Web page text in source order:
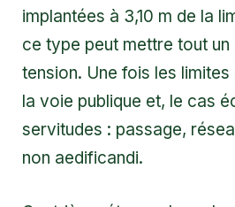
implantées à 3,10 m de la
ce type peut mettre tout un
tension. Une fois les
la voie publique et, le cas
servitudes : passage,
non aedificandi.